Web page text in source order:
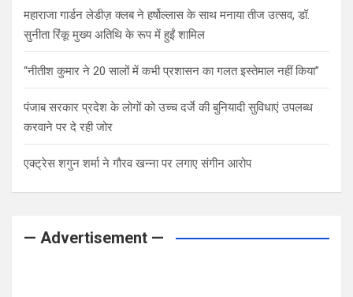
महाराजा गार्डन लेडीज़ क्लब ने हर्षोल्लास के साथ मनाया तीज उत्सव, डॉ.
सुनीता रिंकू मुख्य अतिथि के रूप में हुईं शामिल
“नीतीश कुमार ने 20 सालों में कभी प्रशासन का गलत इस्तेमाल नहीं किया”
पंजाब सरकार प्रदेश के लोगों को उच्च दर्जे की बुनियादी सुविधाएं उपलब्ध
करवाने पर दे रही जोर
एक्ट्रेस शगुन शर्मा ने गौरव खन्ना पर लगाए संगीन आरोप
— Advertisement —